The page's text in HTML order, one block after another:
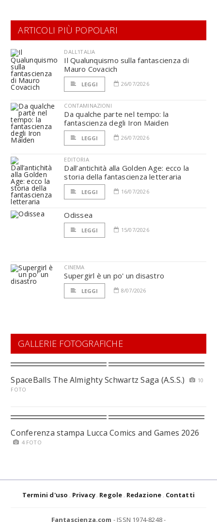
ARTICOLI PIÙ POPOLARI
DALL'ITALIA
Il Qualunquismo sulla fantascienza di
Mauro Covacich
LEGGI 26/07/2026
CONTAMINAZIONI
Da qualche parte nel tempo: la
fantascienza degli Iron Maiden
LEGGI 26/07/2026
EDITORIA
Dall’antichità alla Golden Age: ecco la
storia della fantascienza letteraria
LEGGI 16/07/2026
Odissea
LEGGI 15/07/2026
CINEMA
Supergirl è un po' un disastro
LEGGI 8/07/2026
GALLERIE FOTOGRAFICHE
SpaceBalls The Almighty Schwartz Saga (A.S.S.)
10
FOTO
Conferenza stampa Lucca Comics and Games 2026
4 FOTO
Termini d'uso Privacy Regole Redazione Contatti
Fantascienza.com - ISSN 1974-8248 -